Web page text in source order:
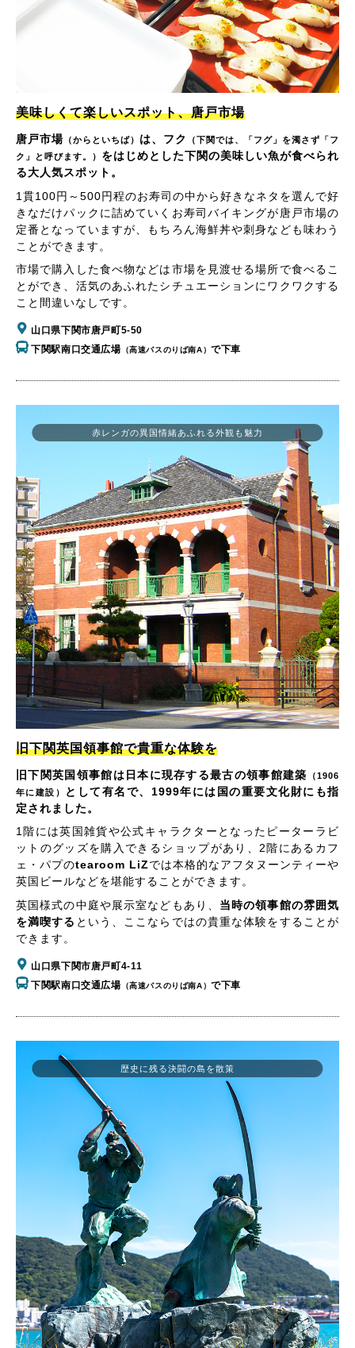
美味しくて楽しいスポット、唐戸市場
唐戸市場 （からといちば） は、フク
（下関では、「フグ」を濁さず「フ
ク」と呼びます。） をはじめとした下関の美味しい魚が食べられ
る大人気スポット。
1貫100円～500円程のお寿司の中から好きなネタを選んで好
きなだけパックに詰めていくお寿司バイキングが唐戸市場の
定番となっていますが、もちろん海鮮丼や刺身なども味わう
ことができます。
市場で購入した食べ物などは市場を見渡せる場所で食べるこ
とができ、活気のあふれたシチュエーションにワクワクする
こと間違いなしです。
山口県下関市唐戸町5-50
下関駅南口交通広場 （高速バスのりば南A）で下車
旧下関英国領事館で貴重な体験を
旧下関英国領事館は日本に現存する最古の領事館建築
（1906
年に建設）
として有名で、1999年には国の重要文化財にも指
定されました。
1階には英国雑貨や公式キャラクターとなったピーターラビ
ットのグッズを購入できるショップがあり、2階にあるカフ
ェ・パプのtearoom LiZでは本格的なアフタヌーンティーや
英国ビールなどを堪能することができます。
英国様式の中庭や展示室などもあり、 当時の領事館の雰囲気
を満喫する という、ここならではの貴重な体験をすることが
できます。
山口県下関市唐戸町4-11
下関駅南口交通広場 （高速バスのりば南A）で下車
赤レンガの異国情緒あふれる外観も魅力
歴史に残る決闘の島を散策